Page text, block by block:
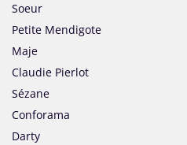
Soeur
Petite Mendigote
Maje
Claudie Pierlot
Sézane
Conforama
Darty